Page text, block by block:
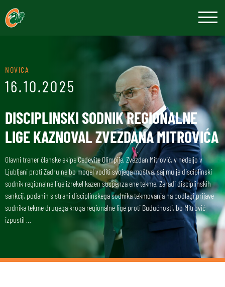
NOVICA
16.10.2025
DISCIPLINSKI SODNIK REGIONALNE
LIGE KAZNOVAL ZVEZDANA MITROVIĆA
Glavni trener članske ekipe Cedevite Olimpije, Zvezdan Mitrović, v nedeljo v
Ljubljani proti Zadru ne bo mogel voditi svojega moštva, saj mu je disciplinski
sodnik regionalne lige izrekel kazen suspenza ene tekme. Zaradi disciplinskih
sankcij, podanih s strani disciplinskega sodnika tekmovanja na podlagi prijave
sodnika tekme drugega kroga regionalne lige proti Budućnosti, bo Mitrović
izpustil …